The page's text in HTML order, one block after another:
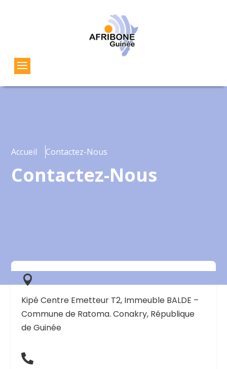
Accueil Contactez-Nous
Contactez-Nous

Kipé Centre Emetteur T2, Immeuble BALDE –
Commune de Ratoma. Conakry, République
de Guinée
